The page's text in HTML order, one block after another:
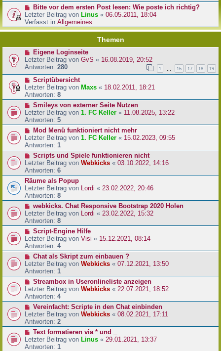
Bitte vor dem ersten Post lesen: Wie poste ich richtig?
Letzter Beitrag von Linus « 06.05.2011, 18:04
Verfasst in Allgemeines
Themen
Eigene Loginseite
Letzter Beitrag von GvS « 16.08.2019, 20:52
Antworten: 280 1 16 17 18 19
Scriptübersicht
Letzter Beitrag von Maxs « 18.02.2011, 18:21
Antworten: 8
Smileys von externer Seite Nutzen
Letzter Beitrag von 1. FC Keller « 11.08.2025, 13:22
Antworten: 5
Mod Menü funktioniert nicht mehr
Letzter Beitrag von 1. FC Keller « 15.02.2023, 09:55
Antworten: 1
Scripts und Spiele funktionieren nicht
Letzter Beitrag von Webkicks « 03.10.2022, 14:16
Antworten: 6
Räume als Popup
Letzter Beitrag von
Lordi « 23.02.2022, 20:46
Antworten: 8
webkicks. Chat Responsive Bootstrap 2020 Holen
Letzter Beitrag von
Lordi « 23.02.2022, 15:32
Antworten: 8
Script-Engine Hilfe
Letzter Beitrag von Visi « 15.12.2021, 08:14
Antworten: 4
Chat als Skript zum einbauen ?
Letzter Beitrag von Webkicks « 07.12.2021, 13:50
Antworten: 1
Streambox in Useronlineliste anzeigen
Letzter Beitrag von Webkicks « 22.07.2021, 18:52
Antworten: 4
Vereinfacht: Scripte in den Chat einbinden
Letzter Beitrag von Webkicks « 08.02.2021, 17:11
Antworten: 2
Text formatieren via * und _
Letzter Beitrag von Linus « 29.01.2021, 13:37
Antworten: 1